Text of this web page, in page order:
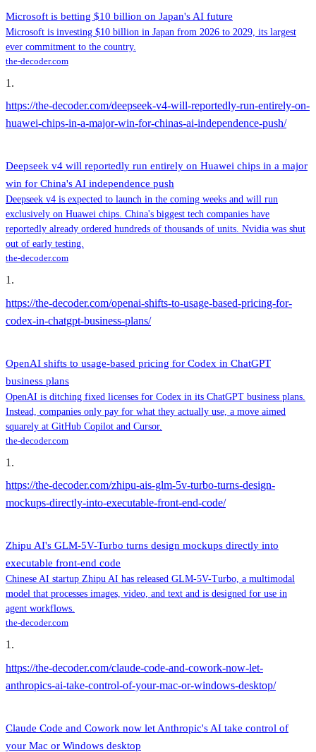
Microsoft is betting $10 billion on Japan's AI future
Microsoft is investing $10 billion in Japan from 2026 to 2029, its largest
ever commitment to the country.
the-decoder.com
1 .
https://the-decoder.com/deepseek-v4-will-reportedly-run-entirely-on-
huawei-chips-in-a-major-win-for-chinas-ai-independence-push/
Deepseek v4 will reportedly run entirely on Huawei chips in a major
win for China's AI independence push
Deepseek v4 is expected to launch in the coming weeks and will run
exclusively on Huawei chips. China's biggest tech companies have
reportedly already ordered hundreds of thousands of units. Nvidia was shut
out of early testing.
the-decoder.com
1 .
https://the-decoder.com/openai-shifts-to-usage-based-pricing-for-
codex-in-chatgpt-business-plans/
OpenAI shifts to usage-based pricing for Codex in ChatGPT
business plans
OpenAI is ditching fixed licenses for Codex in its ChatGPT business plans.
Instead, companies only pay for what they actually use, a move aimed
squarely at GitHub Copilot and Cursor.
the-decoder.com
1 .
https://the-decoder.com/zhipu-ais-glm-5v-turbo-turns-design-
mockups-directly-into-executable-front-end-code/
Zhipu AI's GLM-5V-Turbo turns design mockups directly into
executable front-end code
Chinese AI startup Zhipu AI has released GLM-5V-Turbo, a multimodal
model that processes images, video, and text and is designed for use in
agent workflows.
the-decoder.com
1 .
https://the-decoder.com/claude-code-and-cowork-now-let-
anthropics-ai-take-control-of-your-mac-or-windows-desktop/
Claude Code and Cowork now let Anthropic's AI take control of
your Mac or Windows desktop